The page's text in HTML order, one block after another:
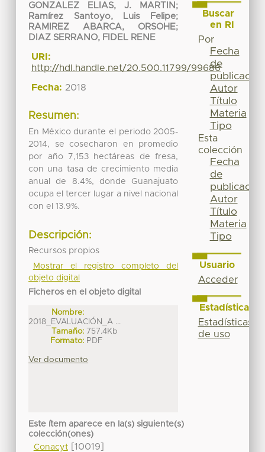
GONZALEZ ELIAS, J. MARTIN ;
Ramírez Santoyo, Luis Felipe;
RAMIREZ ABARCA, ORSOHE;
DIAZ SERRANO, FIDEL RENE
URI:
http://hdl.handle.net/20.500.11799/99686
Fecha: 2018
Resumen:
En México durante el periodo 2005-
2014, se cosecharon en promedio
por año 7,153 hectáreas de fresa,
con una tasa de crecimiento media
anual de 8.4%, donde Guanajuato
ocupa el tercer lugar a nivel nacional
con el 13.9%.
Descripción:
Recursos propios
Mostrar el registro completo del
objeto digital
Ficheros en el objeto digital
Nombre:
2018_EVALUACIÓN_A ...
Tamaño: 757.4Kb
Formato: PDF
Ver documento
Este ítem aparece en la(s) siguiente(s)
colección(ones)
Conacyt[10019]
Buscar
en RI
Por
Fecha
de
publicación
Autor
Título
Materia
Tipo
Esta
colección
Fecha
de
publicación
Autor
Título
Materia
Tipo
Usuario
Acceder
Estadísticas
Estadísticas
de uso